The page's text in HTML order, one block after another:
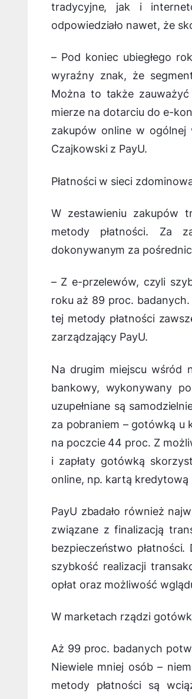
tradycyjne, jak i
odpowiedziało nawet, że
– Pod koniec ubiegłego
wyraźny znak, że
Można to także
mierze na dotarciu do e-
zakupów online w ogólnej
Czajkowski z PayU.
Płatności w sieci
W zestawieniu zakupów
metody płatności. Za
dokonywanym za
–Z e-przelewów, czyli
roku aż 89 proc.
tej metody płatności
zarządzający PayU.
Na drugim miejscu wśród
bankowy, wykonywany
uzupełniane są
za pobraniem – gotówką u
na poczcie 44 proc. Z
i zapłaty gotówką
online, np. kartą kredytową
PayU zbadało również
związane z finalizacją
bezpieczeństwo
szybkość realizacji
opłat oraz możliwość
W marketach rządzi
Aż 99 proc. badanych
Niewiele mniej osób –
metody płatności są